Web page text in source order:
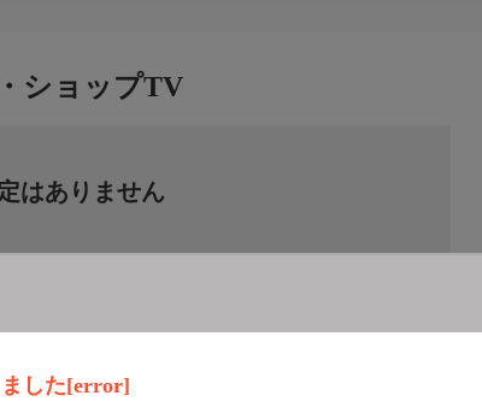
した[error]
ショップTV
はありません